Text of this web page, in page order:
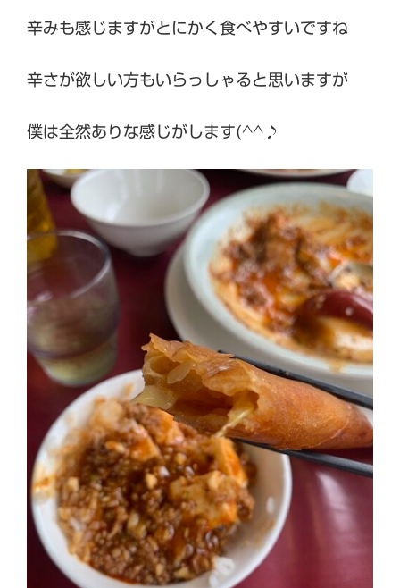
辛みも感じますがとにかく食べやすいですね
辛さが欲しい方もいらっしゃると思いますが
僕は全然ありな感じがします(^^♪